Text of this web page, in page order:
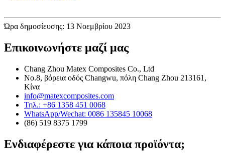
Ώρα δημοσίευσης: 13 Νοεμβρίου 2023
Επικοινωνήστε μαζί μας
Chang Zhou Matex Composites Co., Ltd
No.8, βόρεια οδός Changwu, πόλη Chang Zhou 213161,
Κίνα
info@matexcomposites.com
Τηλ.: +86 1358 451 0068
WhatsApp/Wechat: 0086 135845 10068
(86) 519 8375 1799
Ενδιαφέρεστε για κάποια προϊόντα;